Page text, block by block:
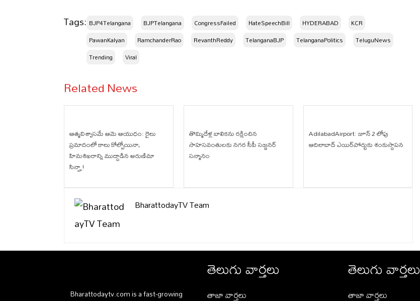
Tags: BJP4Telangana BJPTelangana CongressFailed HateSpeechBill HYDERABAD
KCR
PawanKalyan
RamchanderRao RevanthReddy TelanganaBJP TelanganaPolitics
TeluguNews
Trending
Viral
Related News
ఆత్మవిశ్వాసమే ఆమె ఆయుధం: రైలు
ప్రమాదంలో కాలు కోల్పోయినా,
హిమశిఖరాన్ని ముద్దాడిన అరుణిమా
సిన్హా!
తొమ్మిదేళ్ల బాలికను రక్షించిన
సాహసవంతులకు నగర సీపీ సజ్జనర్
సన్మానం
AdilabadAirport: జూన్ 2 లోపు
ఆదిలాబాద్ ఎయిర్‌పోర్టుకు శంకుస్థాపన
BharattodayTV Team
Bharattodaytv.com is a fast-growing
తెలుగు వార్తలు
తాజా వార్తలు
తెలుగు వార్తలు
తాజా వార్తలు